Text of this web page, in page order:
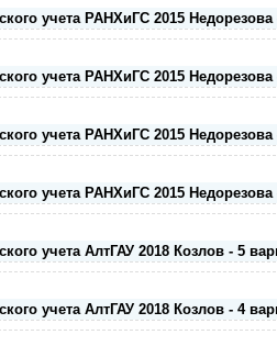
учета РАНХиГС 2015 Недорезова
учета РАНХиГС 2015 Недорезова
учета РАНХиГС 2015 Недорезова
учета РАНХиГС 2015 Недорезова
учета АлтГАУ 2018 Козлов - 5
учета АлтГАУ 2018 Козлов - 4